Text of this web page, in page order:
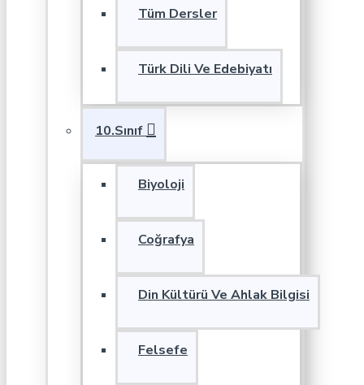
Tüm Dersler
Türk Dili Ve Edebiyatı
10.Sınıf
Biyoloji
Coğrafya
Din Kültürü Ve Ahlak Bilgisi
Felsefe